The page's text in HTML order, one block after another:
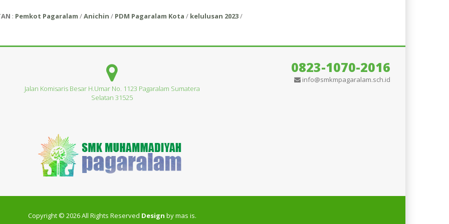
: Pemkot Pagaralam /Anichin / PDM Pagaralam Kota / kelulusan 2023/
Jalan Komisaris Besar H.Umar No. 1123 Pagaralam Sumatera
Selatan 31525
0823-1070-2016
info@smkmpagaralam.sch.id
Copyright © 2026 All Rights Reserved Design by mas is.